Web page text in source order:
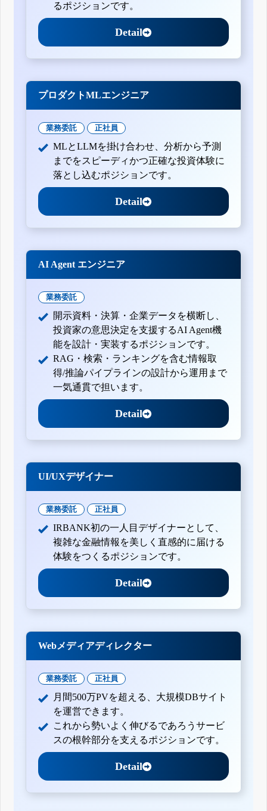
るポジションです。
Detail
プロダクトMLエンジニア
業務委託 正社員
MLとLLMを掛け合わせ、分析から予測
までをスピーディかつ正確な投資体験に
落とし込むポジションです。
Detail
AI Agent エンジニア
業務委託
開示資料・決算・企業データを横断し、
投資家の意思決定を支援するAI Agent機
能を設計・実装するポジションです。
RAG・検索・ランキングを含む情報取
得/推論パイプラインの設計から運用まで
一気通貫で担います。
Detail
UI/UXデザイナー
業務委託 正社員
IRBANK初の一人目デザイナーとして、
複雑な金融情報を美しく直感的に届ける
体験をつくるポジションです。
Detail
Webメディアディレクター
業務委託 正社員
月間500万PVを超える、大規模DBサイト
を運営できます。
これから勢いよく伸びるであろうサービ
スの根幹部分を支えるポジションです。
Detail